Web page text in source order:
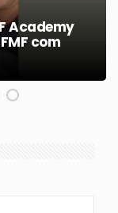
Academy
com